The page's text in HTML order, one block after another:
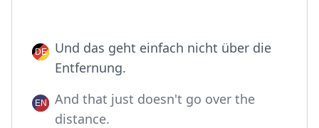
Und das geht einfach nicht über die
Entfernung.
And that just doesn't go over the
distance.